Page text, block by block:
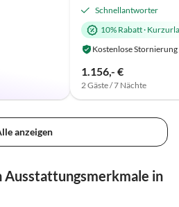
Schnellantworter
10% Rabatt·
Kostenlose Stornierung
1.156,- €
2 Gäste / 7 Nächte
anzeigen
Ausstattungsmerkmale in